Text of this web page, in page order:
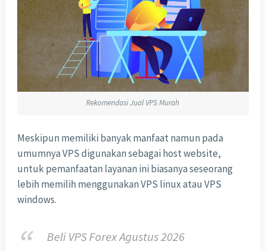
Rekomendasi Jual VPS Murah
Meskipun memiliki banyak manfaat namun pada
umumnya VPS digunakan sebagai host website,
untuk pemanfaatan layanan ini biasanya seseorang
lebih memilih menggunakan VPS linux atau VPS
windows.
Beli VPS Forex Agustus 2026